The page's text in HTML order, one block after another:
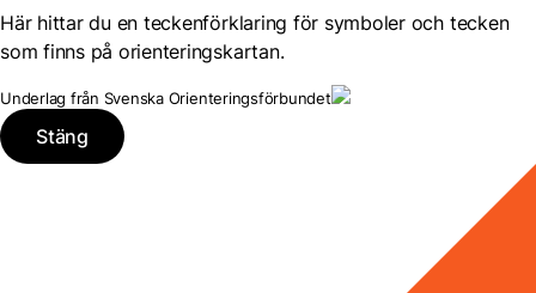
Här hittar du en teckenförklaring för symboler och tecken
som finns på orienteringskartan.
Underlag från Svenska Orienteringsförbundet
Stäng